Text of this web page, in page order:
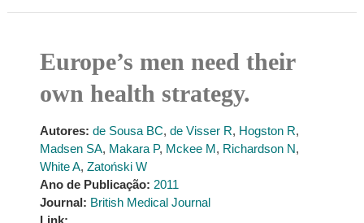
Europe’s men need their
own health strategy.
Autores: de Sousa BC, de Visser R, Hogston R,
Madsen SA, Makara P, Mckee M, Richardson N,
White A, Zatoński W
Ano de Publicação: 2011
Journal: British Medical Journal
Link: